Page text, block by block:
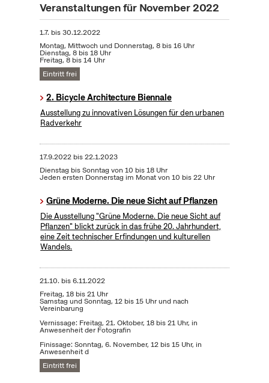
Veranstaltungen für November 2022
1.7. bis30.12.2022
Montag, Mittwoch und Donnerstag, 8 bis 16 Uhr
Dienstag, 8 bis 18 Uhr
Freitag, 8 bis 14 Uhr
Eintritt frei
2. Bicycle Architecture Biennale
Ausstellung zu innovativen Lösungen für den urbanen
Radverkehr
17.9.2022bis22.1.2023
Dienstag bis Sonntag von 10 bis 18 Uhr
Jeden ersten Donnerstag im Monat von 10 bis 22 Uhr
Grüne Moderne. Die neue Sicht auf Pflanzen
Die Ausstellung "Grüne Moderne. Die neue Sicht auf
Pflanzen" blickt zurück in das frühe 20. Jahrhundert,
eine Zeit technischer Erfindungen und kulturellen
Wandels.
21.10. bis6.11.2022
Freitag, 18 bis 21 Uhr
Samstag und Sonntag, 12 bis 15 Uhr und nach
Vereinbarung
Vernissage: Freitag, 21. Oktober, 18 bis 21 Uhr, in
Anwesenheit der Fotografin
Finissage: Sonntag, 6. November, 12 bis 15 Uhr, in
Anwesenheit d
Eintritt frei